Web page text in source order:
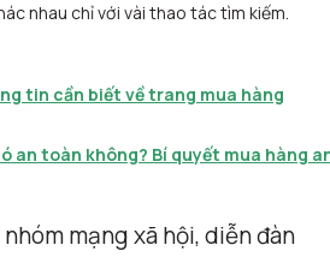
nhau chỉ với vài thao tác tìm kiếm.
tin cần biết về trang mua hàng
an toàn không? Bí quyết mua hàng
mạng xã hội, diễn đàn